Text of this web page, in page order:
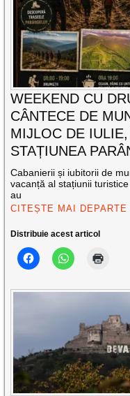
WEEKEND CU
CÂNTECE DE
MIJLOC DE
STAȚIUNEA
Cabanierii și iubitorii de
vacanță al stațiunii
au
CITEȘTE MAI DEPARTE
Distribuie acest articol